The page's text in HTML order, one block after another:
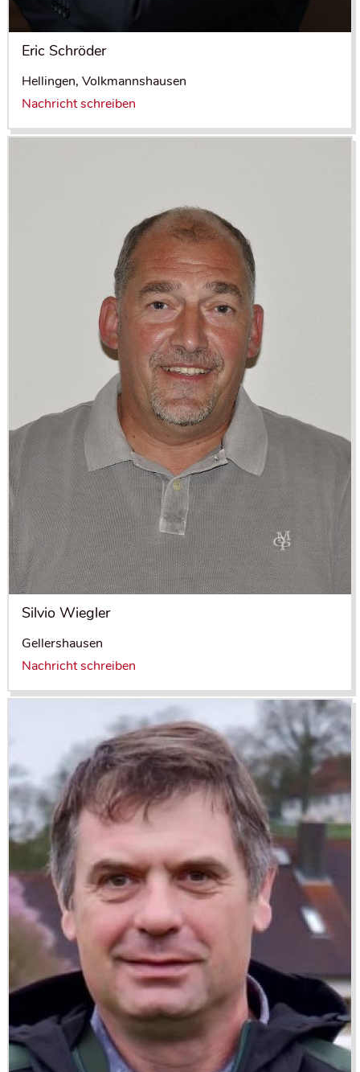
Eric Schröder
Hellingen, Volkmannshausen
Nachricht schreiben
Silvio Wiegler
Gellershausen
Nachricht schreiben